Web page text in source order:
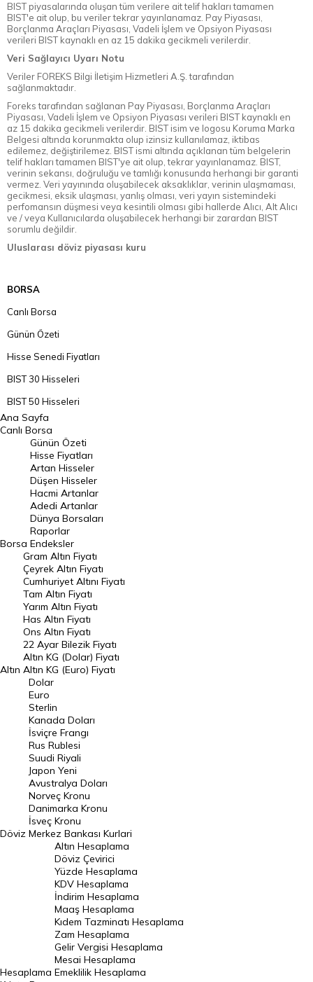
BIST piyasalarında oluşan tüm verilere ait telif hakları tamamen
BIST'e ait olup, bu veriler tekrar yayınlanamaz. Pay Piyasası,
Borçlanma Araçları Piyasası, Vadeli İşlem ve Opsiyon Piyasası
verileri BIST kaynaklı en az 15 dakika gecikmeli verilerdir.
Veri Sağlayıcı Uyarı Notu
Veriler FOREKS Bilgi İletişim Hizmetleri A.Ş. tarafından
sağlanmaktadır.
Foreks tarafından sağlanan Pay Piyasası, Borçlanma Araçları
Piyasası, Vadeli İşlem ve Opsiyon Piyasası verileri BIST kaynaklı en
az 15 dakika gecikmeli verilerdir. BIST isim ve logosu Koruma Marka
Belgesi altında korunmakta olup izinsiz kullanılamaz, iktibas
edilemez, değiştirilemez. BIST ismi altında açıklanan tüm belgelerin
telif hakları tamamen BIST'ye ait olup, tekrar yayınlanamaz. BIST,
verinin sekansı, doğruluğu ve tamlığı konusunda herhangi bir garanti
vermez. Veri yayınında oluşabilecek aksaklıklar, verinin ulaşmaması,
gecikmesi, eksik ulaşması, yanlış olması, veri yayın sistemindeki
perfomansın düşmesi veya kesintili olması gibi hallerde Alıcı, Alt Alıcı
ve / veya Kullanıcılarda oluşabilecek herhangi bir zarardan BIST
sorumlu değildir.
Uluslarası döviz piyasası kuru
BORSA
Canlı Borsa
Günün Özeti
Hisse Senedi Fiyatları
BIST 30 Hisseleri
BIST 50 Hisseleri
BIST 100 Hisseleri
En Çok Artan Hisseler
En Çok Düşen Hisseler
Hacmi Artanlar
Geçmiş Kapanışlar
Dünya Borsaları
Raporlar
Endeksler
DÖVİZ
Döviz Kuru
Dolar Kuru
Euro Kuru
Pound Kuru
Frank Kuru
Riyal Kuru
Avustralya Doları
Danimarka Kronu Kuru
Kanada Doları Kuru
Norveç Kronu Kuru
İsveç Kronu Kuru
Japon Yeni Kuru
Serbest Piyasa Döviz Kurları
Merkez Bankası Döviz Kurları
Altın Fiyatları
Ana Sayfa
Canlı Borsa
Borsa
Günün Özeti
Hisse Fiyatları
Artan Hisseler
Düşen Hisseler
Hacmi Artanlar
Adedi Artanlar
Dünya Borsaları
Raporlar
Endeksler
Altın
Gram Altın Fiyatı
Çeyrek Altın Fiyatı
Cumhuriyet Altını Fiyatı
Tam Altın Fiyatı
Yarım Altın Fiyatı
Has Altın Fiyatı
Ons Altın Fiyatı
22 Ayar Bilezik Fiyatı
Altın KG (Dolar) Fiyatı
Altın KG (Euro) Fiyatı
Döviz
Dolar
Euro
Sterlin
Kanada Doları
İsviçre Frangı
Rus Rublesi
Suudi Riyali
Japon Yeni
Avustralya Doları
Norveç Kronu
Danimarka Kronu
İsveç Kronu
Merkez Bankası Kurlari
Hesaplama
Altın Hesaplama
Döviz Çevirici
Yüzde Hesaplama
KDV Hesaplama
İndirim Hesaplama
Maaş Hesaplama
Kıdem Tazminatı Hesaplama
Zam Hesaplama
Gelir Vergisi Hesaplama
Mesai Hesaplama
Emeklilik Hesaplama